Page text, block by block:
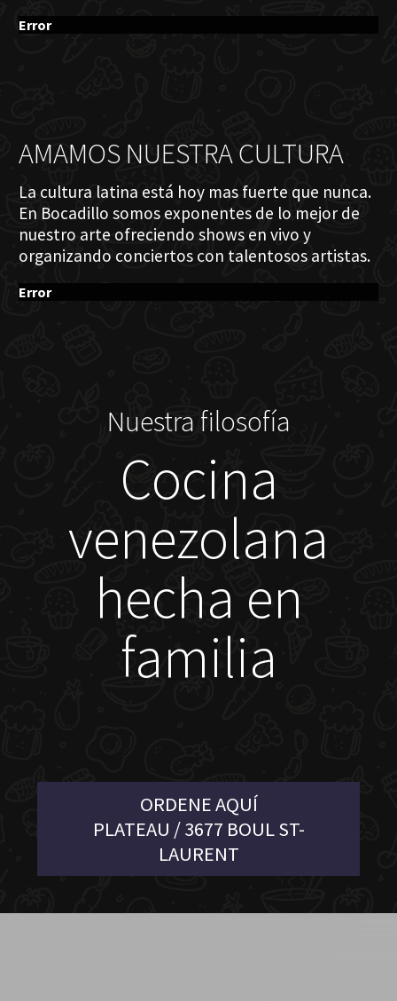
Error
AMAMOS NUESTRA CULTURA
La cultura latina está hoy mas fuerte que nunca.
En Bocadillo somos exponentes de lo mejor de
nuestro arte ofreciendo shows en vivo y
organizando conciertos con talentosos artistas.
Error
Nuestra filosofía
Cocina
venezolana
hecha en
familia
ORDENE AQUÍ
PLATEAU / 3677 BOUL ST-
LAURENT